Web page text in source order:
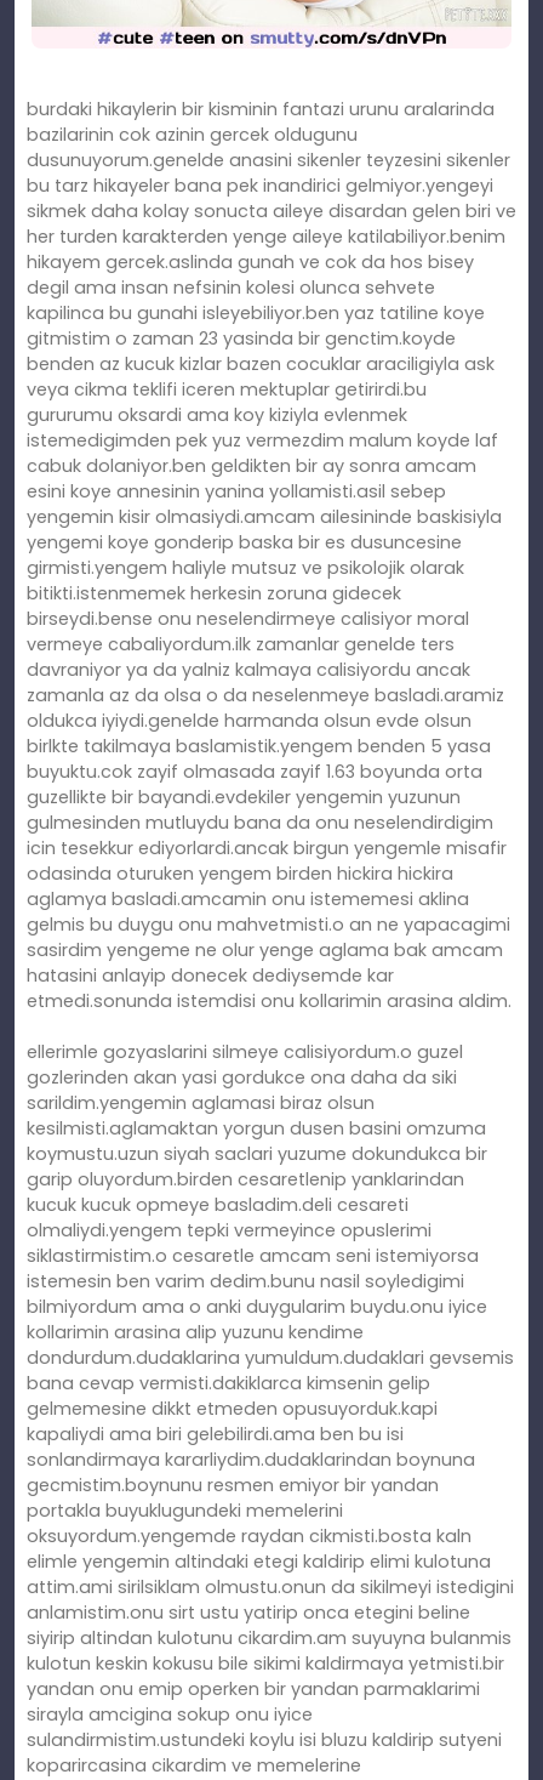
burdaki hikaylerin bir kisminin fantazi urunu aralarinda
bazilarinin cok azinin gercek oldugunu
dusunuyorum.genelde anasini sikenler teyzesini sikenler
bu tarz hikayeler bana pek inandirici gelmiyor.yengeyi
sikmek daha kolay sonucta aileye disardan gelen biri ve
her turden karakterden yenge aileye katilabiliyor.benim
hikayem gercek.aslinda gunah ve cok da hos bisey
degil ama insan nefsinin kolesi olunca sehvete
kapilinca bu gunahi isleyebiliyor.ben yaz tatiline koye
gitmistim o zaman 23 yasinda bir genctim.koyde
benden az kucuk kizlar bazen cocuklar araciligiyla ask
veya cikma teklifi iceren mektuplar getirirdi.bu
gururumu oksardi ama koy kiziyla evlenmek
istemedigimden pek yuz vermezdim malum koyde laf
cabuk dolaniyor.ben geldikten bir ay sonra amcam
esini koye annesinin yanina yollamisti.asil sebep
yengemin kisir olmasiydi.amcam ailesininde baskisiyla
yengemi koye gonderip baska bir es dusuncesine
girmisti.yengem haliyle mutsuz ve psikolojik olarak
bitikti.istenmemek herkesin zoruna gidecek
birseydi.bense onu neselendirmeye calisiyor moral
vermeye cabaliyordum.ilk zamanlar genelde ters
davraniyor ya da yalniz kalmaya calisiyordu ancak
zamanla az da olsa o da neselenmeye basladi.aramiz
oldukca iyiydi.genelde harmanda olsun evde olsun
birlkte takilmaya baslamistik.yengem benden 5 yasa
buyuktu.cok zayif olmasada zayif 1.63 boyunda orta
guzellikte bir bayandi.evdekiler yengemin yuzunun
gulmesinden mutluydu bana da onu neselendirdigim
icin tesekkur ediyorlardi.ancak birgun yengemle misafir
odasinda oturuken yengem birden hickira hickira
aglamya basladi.amcamin onu istememesi aklina
gelmis bu duygu onu mahvetmisti.o an ne yapacagimi
sasirdim yengeme ne olur yenge aglama bak amcam
hatasini anlayip donecek dediysemde kar
etmedi.sonunda istemdisi onu kollarimin arasina aldim.
ellerimle gozyaslarini silmeye calisiyordum.o guzel
gozlerinden akan yasi gordukce ona daha da siki
sarildim.yengemin aglamasi biraz olsun
kesilmisti.aglamaktan yorgun dusen basini omzuma
koymustu.uzun siyah saclari yuzume dokundukca bir
garip oluyordum.birden cesaretlenip yanklarindan
kucuk kucuk opmeye basladim.deli cesareti
olmaliydi.yengem tepki vermeyince opuslerimi
siklastirmistim.o cesaretle amcam seni istemiyorsa
istemesin ben varim dedim.bunu nasil soyledigimi
bilmiyordum ama o anki duygularim buydu.onu iyice
kollarimin arasina alip yuzunu kendime
dondurdum.dudaklarina yumuldum.dudaklari gevsemis
bana cevap vermisti.dakiklarca kimsenin gelip
gelmemesine dikkt etmeden opusuyorduk.kapi
kapaliydi ama biri gelebilirdi.ama ben bu isi
sonlandirmaya kararliydim.dudaklarindan boynuna
gecmistim.boynunu resmen emiyor bir yandan
portakla buyuklugundeki memelerini
oksuyordum.yengemde raydan cikmisti.bosta kaln
elimle yengemin altindaki etegi kaldirip elimi kulotuna
attim.ami sirilsiklam olmustu.onun da sikilmeyi istedigini
anlamistim.onu sirt ustu yatirip onca etegini beline
siyirip altindan kulotunu cikardim.am suyuyna bulanmis
kulotun keskin kokusu bile sikimi kaldirmaya yetmisti.bir
yandan onu emip operken bir yandan parmaklarimi
sirayla amcigina sokup onu iyice
sulandirmistim.ustundeki koylu isi bluzu kaldirip sutyeni
koparircasina cikardim ve memelerine